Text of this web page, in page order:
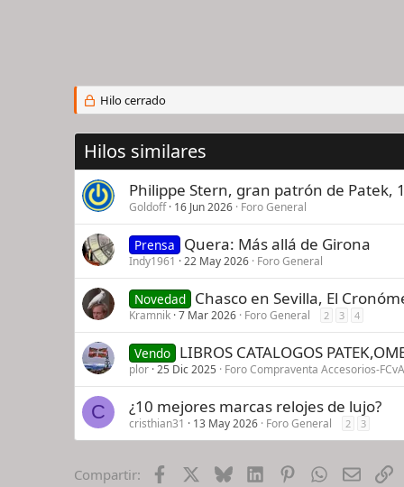
Hilo cerrado
Hilos similares
Philippe Stern, gran patrón de Patek,
Goldoff 16 Jun 2026 Foro General
Prensa Quera: Más allá de Girona
Indy1961 22 May 2026 Foro General
Novedad Chasco en Sevilla, El
Kramnik 7 Mar 2026 Foro General 2 3 4
Vendo LIBROS CATALOGOS
plor 25 Dic 2025 Foro Compraventa Accesorios-FCvA
C ¿10 mejores marcas relojes de lujo?
cristhian31 13 May 2026 Foro General 2 3
Compartir: Facebook BlueskyLinkedInPinterestWhatsApp
Email